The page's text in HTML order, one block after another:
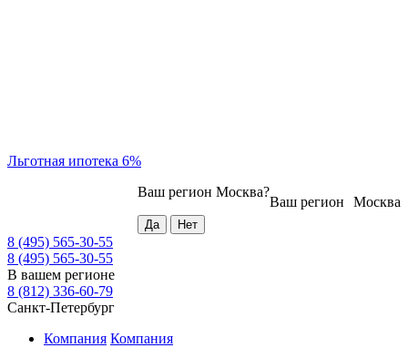
Льготная ипотека 6%
Москва
Ваш регион
Ваш регион Москва?
8 (495) 565-30-55
8 (495) 565-30-55
В вашем регионе
8 (812) 336-60-79
Санкт-Петербург
Компания Компания